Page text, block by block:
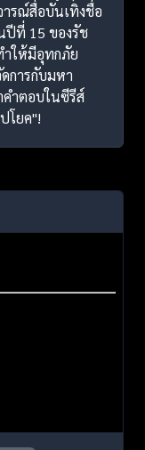
ารณ์สื่อบันเทิงชื่อ
ปีที่ 15 ของรัช
ำให้มีอุทกภัย
การกับมหา
คำตอบในซีรีส์
โยค"!